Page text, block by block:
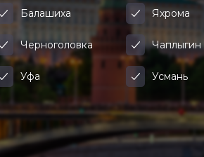
Балашиха Яхрома
Черноголовка Чаплыгин
Уфа Усмань